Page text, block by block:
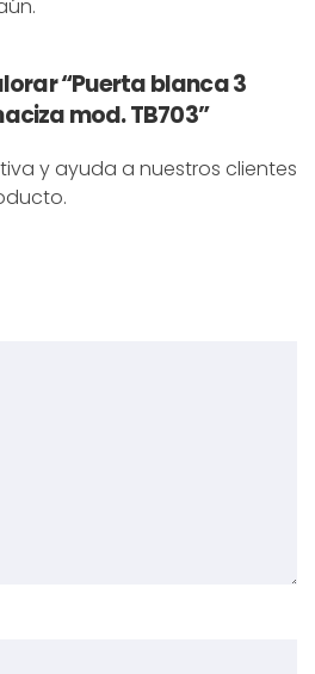
“Puerta blanca 3
mod. TB703”
y ayuda a nuestros clientes